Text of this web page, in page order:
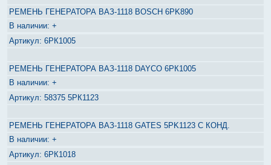
РЕМЕНЬ ГЕНЕРАТОРА ВАЗ-1118 BOSCH 6PK890
+
6РК1005
РЕМЕНЬ ГЕНЕРАТОРА ВАЗ-1118 DAYCO 6РК1005
+
58375 5РК1123
РЕМЕНЬ ГЕНЕРАТОРА ВАЗ-1118 GATES 5PK1123 С КОНД.
+
6РК1018